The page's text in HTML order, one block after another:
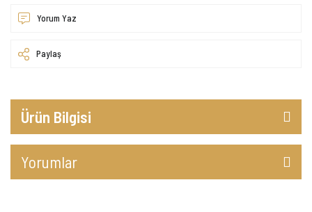
Yorum Yaz
Paylaş
Ürün Bilgisi
Yorumlar